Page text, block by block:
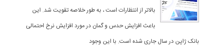
بالاتر از انتظارات است ، به طور خلاصه تقویت شد. این
باعث افزایش حدس و گمان در مورد افزایش نرخ احتمالی
بانک ژاپن در سال جاری شده است. با این وجود